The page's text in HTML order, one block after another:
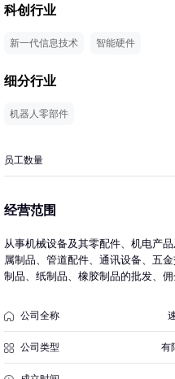
科创行业
新一代信息技术 智能硬件
细分行业
机器人零部件
员工数量
经营范围
从事机械设备及其零配件、机电产
属制品、管道配件、通讯设备、五
制品、纸制品、橡胶制品的批发、
国营贸易管理商品，涉及配额、许
有关规定办理申请；依法须经批准的
后方可开展经营活动）。
公司全称
公司类型 有